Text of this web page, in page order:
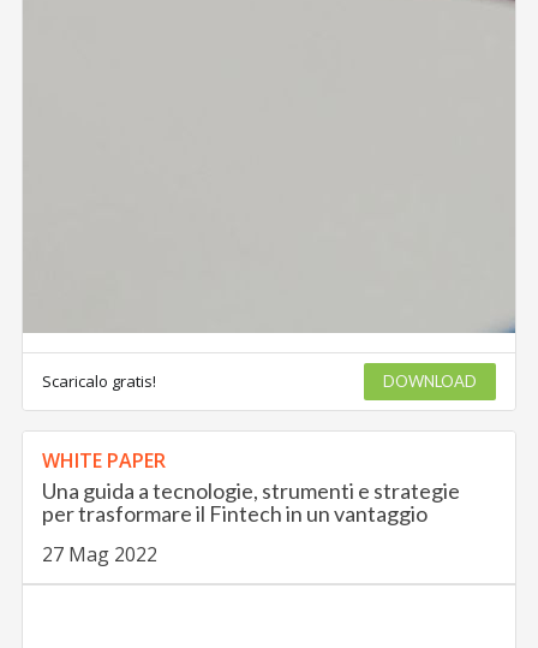
Scaricalo gratis! DOWNLOAD
WHITE PAPER
Una guida a tecnologie, strumenti e strategie
per trasformare il Fintech in un vantaggio
27 Mag 2022